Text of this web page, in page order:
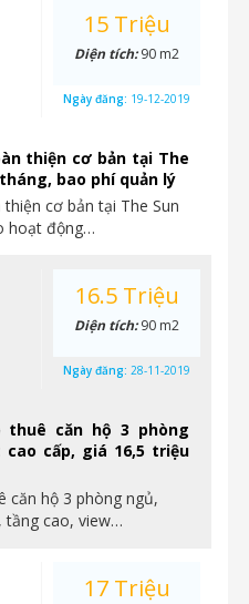
thiện cơ bản tại The
bao phí quản lý
cơ bản tại The Sun
hoạt động…
15 Triệu
Diện tích:90 m2
Ngày đăng: 19-12-2019
thuê căn hộ 3 phòng
cấp, giá 16,5 triệu
căn hộ 3 phòng ngủ,
tầng cao, view…
16.5 Triệu
Diện tích:90 m2
Ngày đăng: 28-11-2019
17 Triệu